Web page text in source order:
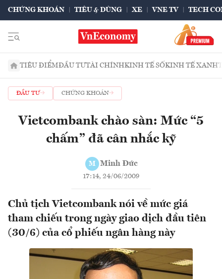
CHỨNG KHOÁN TIÊU & DÙNG XE VNE TV TECH
TIÊU ĐIỂMĐẦU TƯTÀI CHÍNHKINH TẾ SỐKINH TẾ XANH
ĐẦU TƯ CHỨNG KHOÁN
Vietcombank chào sàn: Mức “5
chấm” đã cân nhắc kỹ
M Minh Đức
17:14, 24/06/2009
Chủ tịch Vietcombank nói về mức giá
tham chiếu trong ngày giao dịch đầu tiên
(30/6) của cổ phiếu ngân hàng này